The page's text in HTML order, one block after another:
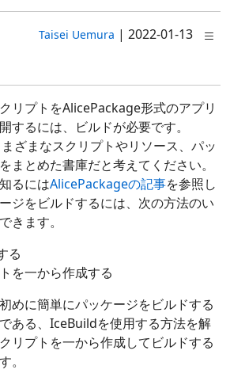
Taisei Uemura | 2022-01-13
リプトをAlicePackage形式のアプリ
するには、ビルドが必要です。
ざまなスクリプトやリソース、パッ
まとめた書庫だと考えてください。
るにはAlicePackageの記事を参照し
ジをビルドするには、次の方法のい
きます。
る
を一から作成する
めに簡単にパッケージをビルドする
ある、IceBuildを使用する方法を解
リプトを一から作成してビルドする
。